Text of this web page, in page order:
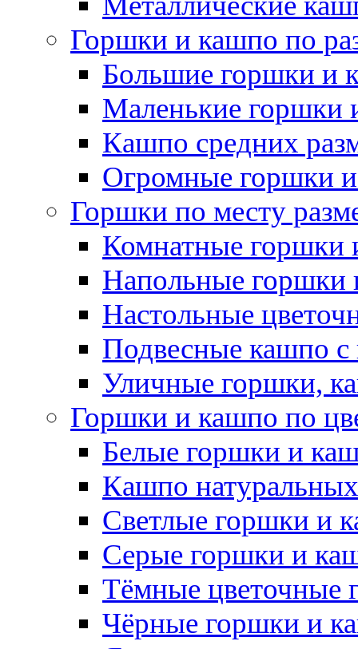
Горшки и кашпо по
Большие горшки и
Маленькие горшки
Кашпо средних
Огромные горшки
Горшки по месту
Комнатные горшки
Напольные горшки
Настольные
Подвесные кашпо с
Уличные горшки,
Горшки и кашпо по
Белые горшки и
Кашпо
Светлые горшки и
Серые горшки и
Тёмные цветочные
Чёрные горшки и